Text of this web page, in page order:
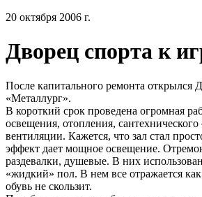
20 октября 2006 г.
Дворец спорта к
После капитального ремонта открылся
«Металлург».
В короткий срок проведена огромная
освещения, отопления,
вентиляции. Кажется, что зал стал
эффект дает мощное освещение.
раздевалки, душевые. В них
«жидкий» пол. В нем все отражается как
обувь не скользит.